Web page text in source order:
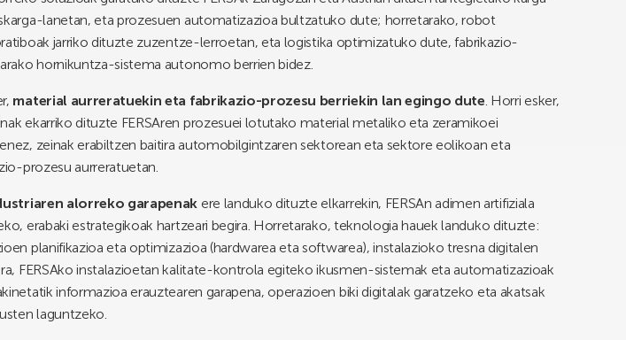
lanetan, eta prozesuen automatizazioa bultzatuko dute; horretarako, robot
jarriko dituzte zuzentze-lerroetan, eta logistika optimizatuko dute, fabrikazio-
hornikuntza-sistema autonomo berrien bidez.
material aurreratuekin eta fabrikazio-prozesu berriekin lan egingo dute. Horri esker,
ekarriko dituzte FERSAren prozesuei lotutako material metaliko eta zeramikoei
zeinak erabiltzen baitira automobilgintzaren sektorean eta sektore eolikoan eta
prozesu aurreratuetan.
alorreko garapenak ere landuko dituzte elkarrekin, FERSAn adimen artifiziala
erabaki estrategikoak hartzeari begira. Horretarako, teknologia hauek landuko dituzte:
planifikazioa eta optimizazioa (hardwarea eta softwarea), instalazioko tresna digitalen
FERSAko instalazioetan kalitate-kontrola egiteko ikusmen-sistemak eta automatizazioak
informazioa erauztearen garapena, operazioen biki digitalak garatzeko eta akatsak
laguntzeko.